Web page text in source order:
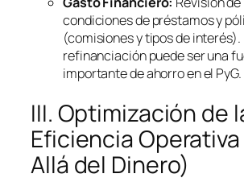
condiciones de préstamos y
(comisiones y tipos de interés).
refinanciación puede ser una
importante de ahorro en el PyG.
III. Optimización de
Eficiencia
Allá del Dinero)